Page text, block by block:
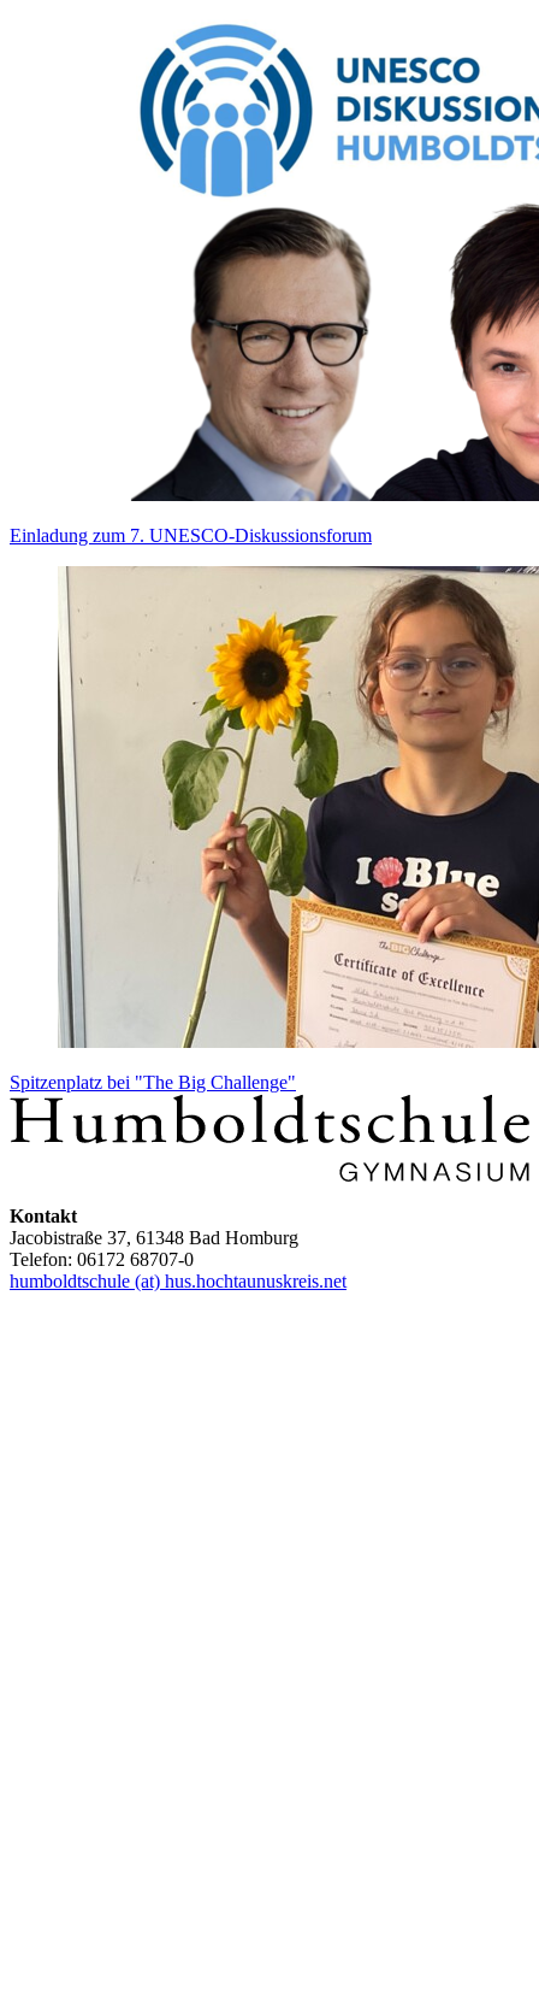
Einladung zum 7. UNESCO-Diskussionsforum
Spitzenplatz bei "The Big Challenge"
Kontakt
Jacobistraße 37, 61348 Bad Homburg
Telefon: 06172 68707-0
humboldtschule (at) hus.hochtaunuskreis.net